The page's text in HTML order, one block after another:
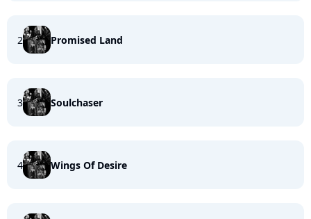
2 Promised Land
3 Soulchaser
4 Wings Of Desire